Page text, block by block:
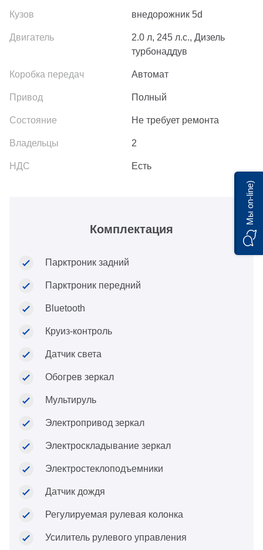
внедорожник 5d
2.0 л, 245 л.с., Дизель
турбонаддув
Автомат
Полный
Не требует ремонта
2
Есть
Комплектация
Парктроник задний
Парктроник передний
Bluetooth
Круиз-контроль
Датчик света
Обогрев зеркал
Мультируль
Электропривод зеркал
Электроскладывание зеркал
Электростеклоподъемники
Датчик дождя
Регулируемая рулевая колонка
Усилитель рулевого управления
Мы on-line)